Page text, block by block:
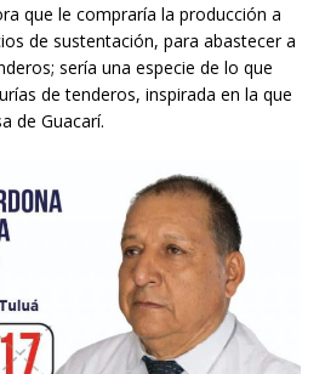
que le compraría la producción a
de sustentación, para abastecer a
sería una especie de lo que
de tenderos, inspirada en la que
de Guacarí.